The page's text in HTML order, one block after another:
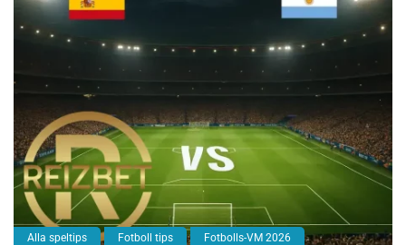
Alla speltips Fotboll tips Fotbolls-VM 2026